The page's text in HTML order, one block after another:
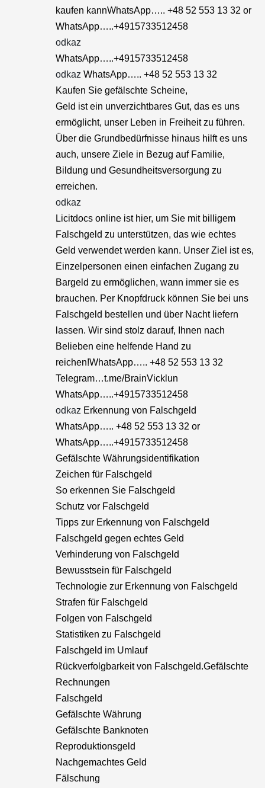
kaufen kannWhatsApp….. +48 52 553 13 32 or
WhatsApp…..+4915733512458
odkaz
WhatsApp…..+4915733512458
odkaz WhatsApp….. +48 52 553 13 32
Kaufen Sie gefälschte Scheine,
Geld ist ein unverzichtbares Gut, das es uns
ermöglicht, unser Leben in Freiheit zu führen.
Über die Grundbedürfnisse hinaus hilft es uns
auch, unsere Ziele in Bezug auf Familie,
Bildung und Gesundheitsversorgung zu
erreichen.
odkaz
Licitdocs online ist hier, um Sie mit billigem
Falschgeld zu unterstützen, das wie echtes
Geld verwendet werden kann. Unser Ziel ist es,
Einzelpersonen einen einfachen Zugang zu
Bargeld zu ermöglichen, wann immer sie es
brauchen. Per Knopfdruck können Sie bei uns
Falschgeld bestellen und über Nacht liefern
lassen. Wir sind stolz darauf, Ihnen nach
Belieben eine helfende Hand zu
reichen!WhatsApp….. +48 52 553 13 32
Telegram…t.me/BrainVicklun
WhatsApp…..+4915733512458
odkaz Erkennung von Falschgeld
WhatsApp….. +48 52 553 13 32 or
WhatsApp…..+4915733512458
Gefälschte Währungsidentifikation
Zeichen für Falschgeld
So erkennen Sie Falschgeld
Schutz vor Falschgeld
Tipps zur Erkennung von Falschgeld
Falschgeld gegen echtes Geld
Verhinderung von Falschgeld
Bewusstsein für Falschgeld
Technologie zur Erkennung von Falschgeld
Strafen für Falschgeld
Folgen von Falschgeld
Statistiken zu Falschgeld
Falschgeld im Umlauf
Rückverfolgbarkeit von Falschgeld.Gefälschte
Rechnungen
Falschgeld
Gefälschte Währung
Gefälschte Banknoten
Reproduktionsgeld
Nachgemachtes Geld
Fälschung